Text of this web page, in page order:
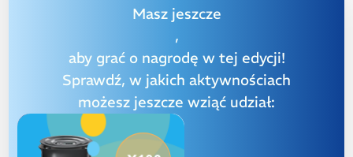
Masz jeszcze
,
aby grać o nagrodę w tej edycji!
Sprawdź, w jakich aktywnościach
możesz jeszcze wziąć udział: